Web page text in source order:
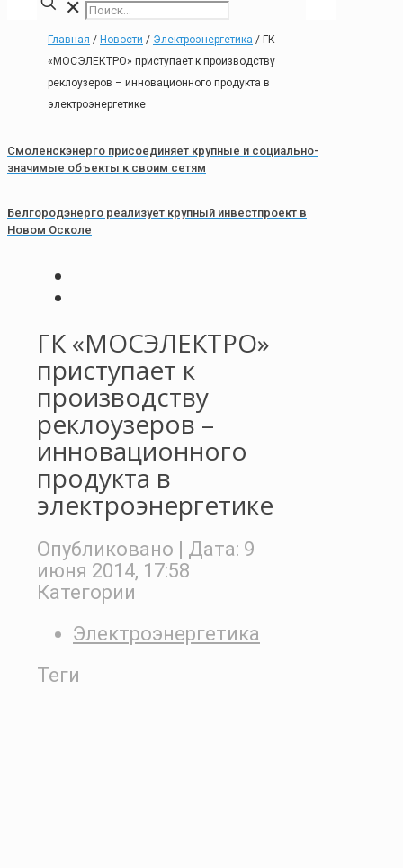
✕
Главная / Новости / Электроэнергетика / ГК
«МОСЭЛЕКТРО» приступает к производству
реклоузеров – инновационного продукта в
электроэнергетике
Смоленскэнерго присоединяет крупные и социально-
значимые объекты к своим сетям
Белгородэнерго реализует крупный инвестпроект в
Новом Осколе
ГК «МОСЭЛЕКТРО»
приступает к
производству
реклоузеров –
инновационного
продукта в
электроэнергетике
Опубликовано | Дата: 9
июня 2014, 17:58
Категории
Электроэнергетика
Теги